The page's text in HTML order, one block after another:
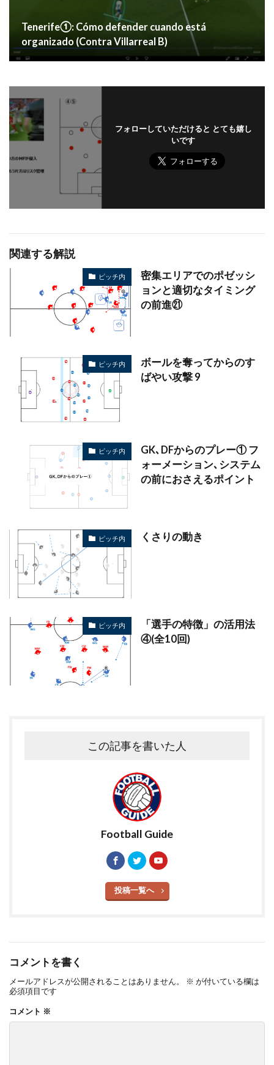
Tenerife①: Cómo defender cuando está
organizado (Contra Villarreal B)
フォローしていただけると とても嬉し
いです
関連する解説
ピッチ内
密集エリアでのポゼッシ
ョンと適切なタイミング
の前進㉑
ピッチ内
ボールを奪ってからのす
ばやい攻撃 9
ピッチ内
GK､DFからのプレー① フ
ォーメーション､システム
の前におさえるポイント
ピッチ内 くさりの動き
ピッチ内
「選手の特徴」の活用法
④(全10回)
この記事を書いた人
Football Guide
投稿一覧へ
コメントを書く
メールアドレスが公開されることはありません。 ※ が付いている欄は
必須項目です
コメント ※